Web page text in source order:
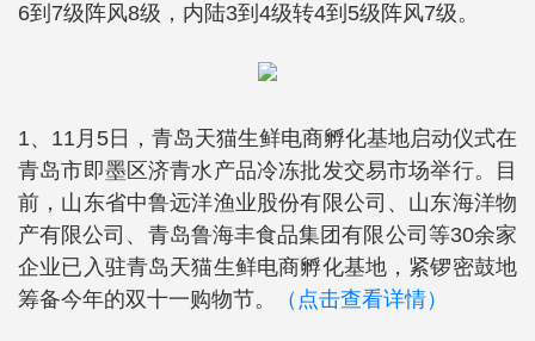
6到7级阵风8级，内陆3到4级转4到5级阵风7级。
1、11月5日，青岛天猫生鲜电商孵化基地启动仪式在
青岛市即墨区济青水产品冷冻批发交易市场举行。目
前，山东省中鲁远洋渔业股份有限公司、山东海洋物
产有限公司、青岛鲁海丰食品集团有限公司等30余家
企业已入驻青岛天猫生鲜电商孵化基地，紧锣密鼓地
筹备今年的双十一购物节。
（点击查看详情）